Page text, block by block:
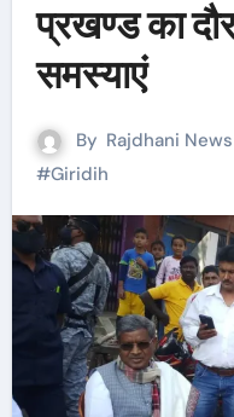
प्रखण्ड का
समस्याएं
By Rajdhani News
#Giridih